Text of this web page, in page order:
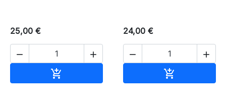
25,00 €
 

24,00 €
 
